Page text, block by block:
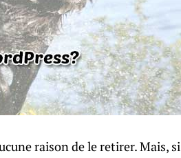
raison de le retirer. Mais,